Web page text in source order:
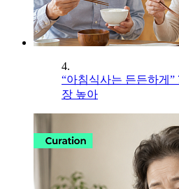
4.
“아침식사는 든든하게
장 높아